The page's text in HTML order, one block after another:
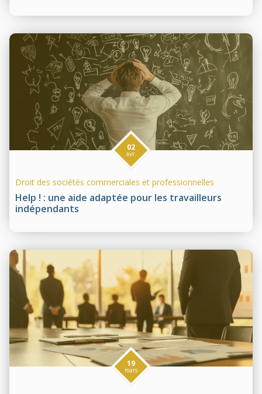
Help ! : une aide adaptée pour les travailleurs
indépendants
02
avr.
Droit des sociétés commerciales et professionnelles
19
mars